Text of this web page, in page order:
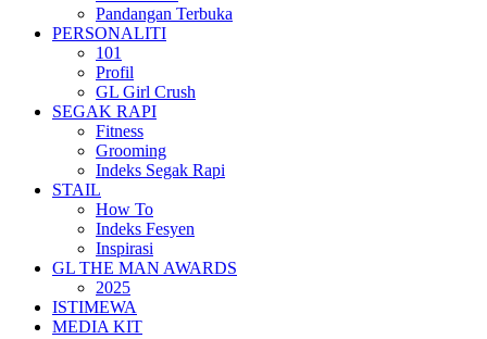
Pandangan Terbuka
PERSONALITI
101
Profil
GL Girl Crush
SEGAK RAPI
Fitness
Grooming
Indeks Segak Rapi
STAIL
How To
Indeks Fesyen
Inspirasi
GL THE MAN AWARDS
2025
ISTIMEWA
MEDIA KIT